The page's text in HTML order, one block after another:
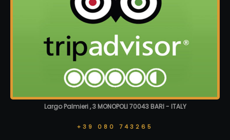
Largo Palmieri , 3 MONOPOLI 70043 BARI - ITALY
+39 080 743265